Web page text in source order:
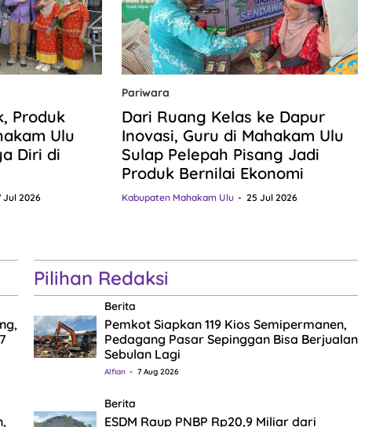
Produk
Ulu
Diri di
Jul 2026
Pariwara
Dari Ruang Kelas ke Dapur
Inovasi, Guru di Mahakam Ulu
Sulap Pelepah Pisang Jadi
Produk Bernilai Ekonomi
Kabupaten Mahakam Ulu 25 Jul 2026
Pilihan Redaksi
Berita
Pemkot Siapkan 119 Kios Semipermanen,
Pedagang Pasar Sepinggan Bisa Berjualan
Sebulan Lagi
Alfian 7 Aug 2026
Berita
ESDM Raup PNBP Rp20,9 Miliar dari